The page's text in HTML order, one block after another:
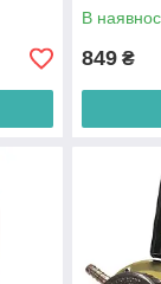
В
849 ₴